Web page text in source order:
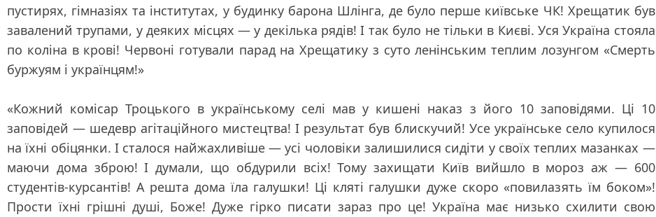
пустирях, гімназіях та інститутах, у будинку барона Шлінга, де було перше київське ЧК! Хрещатик був
завалений трупами, у деяких місцях — у декілька рядів! І так було не тільки в Києві. Уся Україна стояла
по коліна в крові! Червоні готували парад на Хрещатику з суто ленінським теплим лозунгом «Смерть
буржуям і українцям!»
«Кожний комісар Троцького в українському селі мав у кишені наказ з його 10 заповідями. Ці 10
заповідей — шедевр агітаційного мистецтва! І результат був блискучий! Усе українське село купилося
на їхні обіцянки. І сталося найжахливіше — усі чоловіки залишилися сидіти у своїх теплих мазанках —
маючи дома зброю! І думали, що обдурили всіх! Тому захищати Київ вийшло в мороз аж — 600
студентів-курсантів! А решта дома їла галушки! Ці кляті галушки дуже скоро «повилазять їм боком»!
Прости їхні грішні душі, Боже! Дуже гірко писати зараз про це! Україна має низько схилити свою